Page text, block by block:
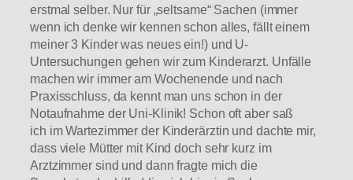
erstmal selber. Nur für „seltsame“ Sachen (immer
wenn ich denke wir kennen schon alles, fällt einem
meiner 3 Kinder was neues ein!) und U-
Untersuchungen gehen wir zum Kinderarzt. Unfälle
machen wir immer am Wochenende und nach
Praxisschluss, da kennt man uns schon in der
Notaufnahme der Uni-Klinik! Schon oft aber saß
ich im Wartezimmer der Kinderärztin und dachte mir,
dass viele Mütter mit Kind doch sehr kurz im
Arztzimmer sind und dann fragte mich die